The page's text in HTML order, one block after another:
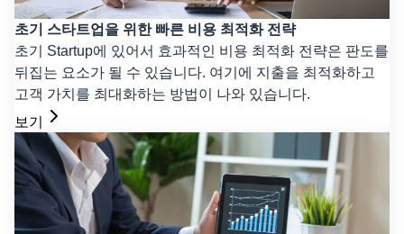
초기 스타트업을 위한 빠른 비용 최적화 전략
초기 Startup에 있어서 효과적인 비용 최적화 전략은 판도를
뒤집는 요소가 될 수 있습니다. 여기에 지출을 최적화하고
고객 가치를 최대화하는 방법이 나와 있습니다.
보기